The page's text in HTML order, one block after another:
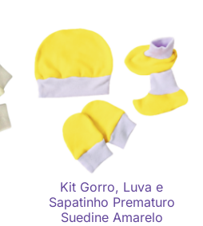
Kit Gorro, Luva e
Sapatinho Prematuro
Suedine Amarelo